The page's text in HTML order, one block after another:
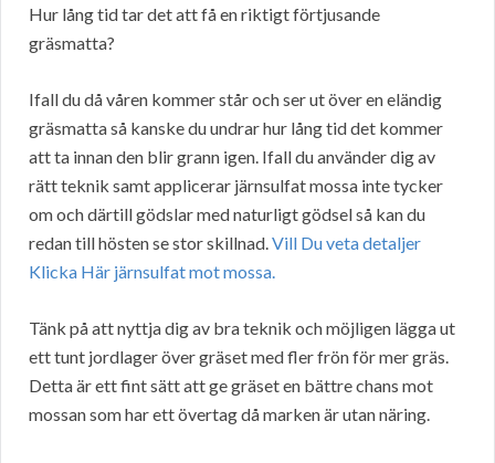
Hur lång tid tar det att få en riktigt förtjusande
gräsmatta?
Ifall du då våren kommer står och ser ut över en eländig
gräsmatta så kanske du undrar hur lång tid det kommer
att ta innan den blir grann igen. Ifall du använder dig av
rätt teknik samt applicerar järnsulfat mossa inte tycker
om och därtill gödslar med naturligt gödsel så kan du
redan till hösten se stor skillnad.Vill Du veta detaljer
Klicka Här järnsulfat mot mossa.
Tänk på att nyttja dig av bra teknik och möjligen lägga ut
ett tunt jordlager över gräset med fler frön för mer gräs.
Detta är ett fint sätt att ge gräset en bättre chans mot
mossan som har ett övertag då marken är utan näring.